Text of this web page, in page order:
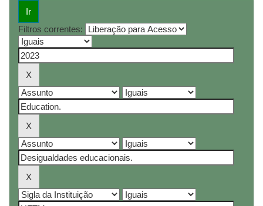
Filtros correntes: